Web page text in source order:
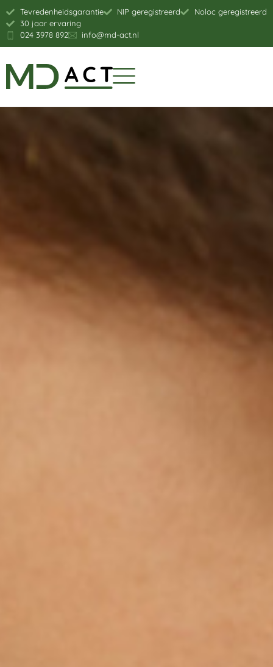
Tevredenheidsgarantie NIP geregistreerd
Noloc geregistreerd
30 jaar ervaring
024 3978 892
info@md-act.nl